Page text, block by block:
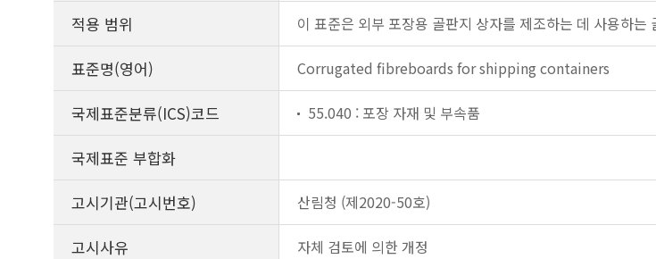
적용 범위 이 표준은 외부 포장용 골판지 상자를 제조하는 데 사용하
표준명(영어) Corrugated fibreboards for shipping containers
국제표준분류(ICS)코드 55.040 : 포장 자재 및 부속품
국제표준 부합화
고시기관(고시번호)
산림청 (제2020-50호)
고시사유 자체 검토에 의한 개정